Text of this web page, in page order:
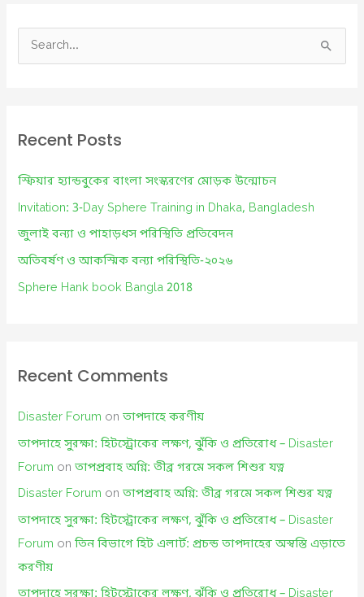
e
c
f
o
r
Recent Posts
স্ফিয়ার হ্যান্ডবুকের বাংলা সংস্করণের মোড়ক উন্মোচন
Invitation: 3-Day Sphere Training in Dhaka, Bangladesh
জুলাই বন্যা ও পাহাড়ধস পরিস্থিতি প্রতিবেদন
অতিবর্ষণ ও আকস্মিক বন্যা পরিস্থিতি-২০২৬
Sphere Hank book Bangla 2018
Recent Comments
Disaster Forum onতাপদাহে করণীয়
তাপদাহে সুরক্ষা: হিটস্ট্রোকের লক্ষণ, ঝুঁকি ও প্রতিরোধ – Disaster
Forum onতাপপ্রবাহ অগ্নি: তীব্র গরমে সকল শিশুর যত্ন
Disaster Forum onতাপপ্রবাহ অগ্নি: তীব্র গরমে সকল শিশুর যত্ন
তাপদাহে সুরক্ষা: হিটস্ট্রোকের লক্ষণ, ঝুঁকি ও প্রতিরোধ – Disaster
Forum onতিন বিভাগে হিট এলার্ট: প্রচন্ড তাপদাহের অস্বস্তি এড়াতে
করণীয়